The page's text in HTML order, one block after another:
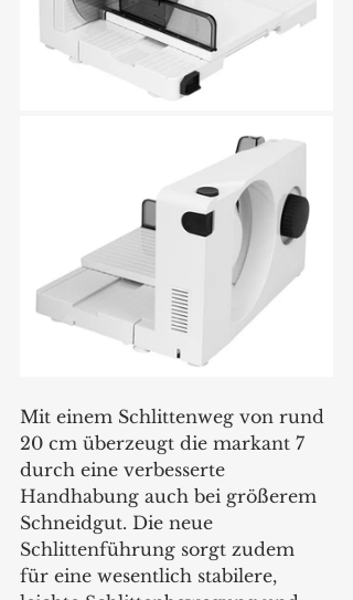
Mit einem Schlittenweg von rund
20 cm überzeugt die markant 7
durch eine verbesserte
Handhabung auch bei größerem
Schneidgut. Die neue
Schlittenführung sorgt zudem
für eine wesentlich stabilere,